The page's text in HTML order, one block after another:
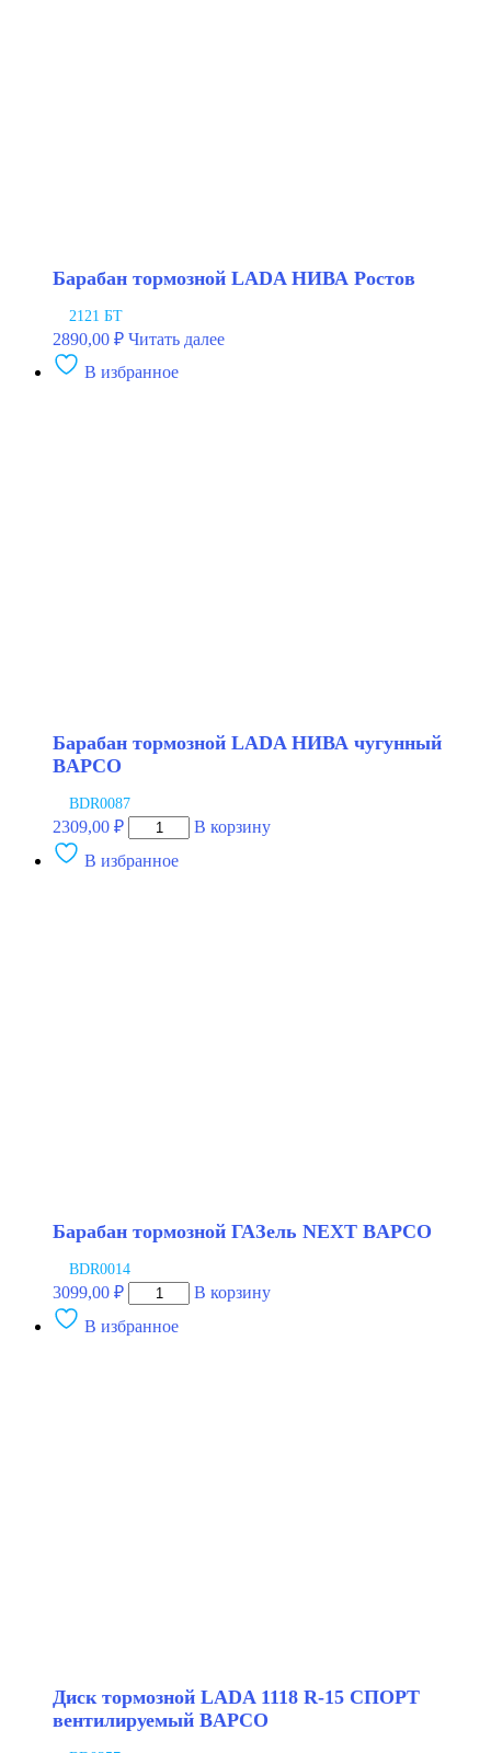
Барабан тормозной LADA НИВА Ростов
2121 БТ
2890,00 ₽ Читать далее
В избранное
Барабан тормозной LADA НИВА чугунный
BAPCO
BDR0087
2309,00 ₽
Количество
товара
Барабан
В корзину
В избранное
Барабан тормозной ГАЗель NEXT BAPCO
BDR0014
3099,00 ₽
Количество
товара
Барабан
В корзину
В избранное
Диск тормозной LADA 1118 R-15 СПОРТ
вентилируемый BAPCO